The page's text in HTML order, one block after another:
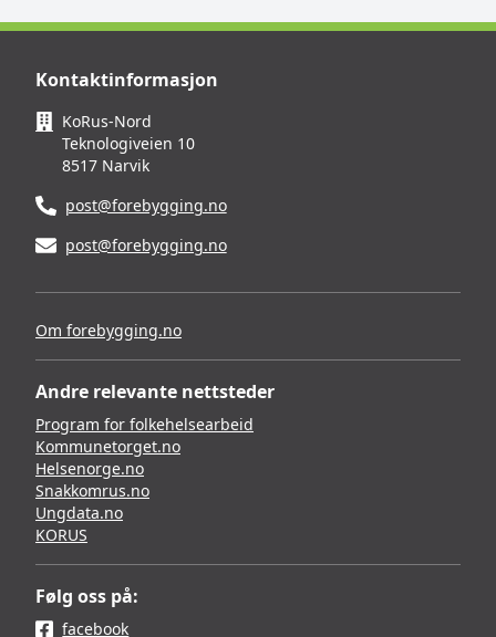
Kontaktinformasjon
KoRus-Nord
Teknologiveien 10
8517 Narvik
post@forebygging.no
post@forebygging.no
Om forebygging.no
Andre relevante nettsteder
Program for folkehelsearbeid
Kommunetorget.no
Helsenorge.no
Snakkomrus.no
Ungdata.no
KORUS
Følg oss på:
facebook